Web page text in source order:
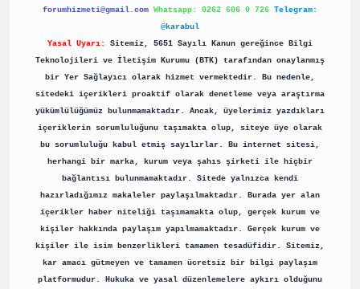
forumhizmeti@gmail.com Whatsapp: 0262 606 0 726 Telegram:
@karabul
Yasal Uyarı:
Sitemiz, 5651 Sayılı Kanun gereğince Bilgi
Teknolojileri ve İletişim Kurumu (BTK) tarafından onaylanmış
bir Yer Sağlayıcı olarak hizmet vermektedir. Bu nedenle,
sitedeki içerikleri proaktif olarak denetleme veya araştırma
yükümlülüğümüz bulunmamaktadır. Ancak, üyelerimiz yazdıkları
içeriklerin sorumluluğunu taşımakta olup, siteye üye olarak
bu sorumluluğu kabul etmiş sayılırlar. Bu internet sitesi,
herhangi bir marka, kurum veya şahıs şirketi ile hiçbir
bağlantısı bulunmamaktadır. Sitede yalnızca kendi
hazırladığımız makaleler paylaşılmaktadır. Burada yer alan
içerikler haber niteliği taşımamakta olup, gerçek kurum ve
kişiler hakkında paylaşım yapılmamaktadır. Gerçek kurum ve
kişiler ile isim benzerlikleri tamamen tesadüfidir. Sitemiz,
kar amacı gütmeyen ve tamamen ücretsiz bir bilgi paylaşım
platformudur. Hukuka ve yasal düzenlemelere aykırı olduğunu